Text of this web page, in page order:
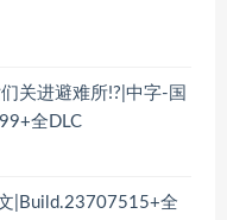
关进避难所!?|中字-国
全DLC
|Build.23707515+全